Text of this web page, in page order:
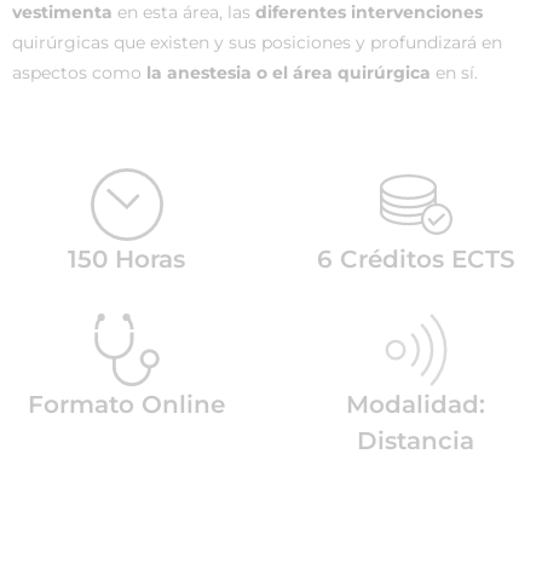
vestimenta en esta área, las diferentes intervenciones
quirúrgicas que existen y sus posiciones y profundizará en
aspectos como la anestesia o el área quirúrgica en sí.
150 Horas 6 Créditos ECTS
Formato Online
Modalidad:
Distancia